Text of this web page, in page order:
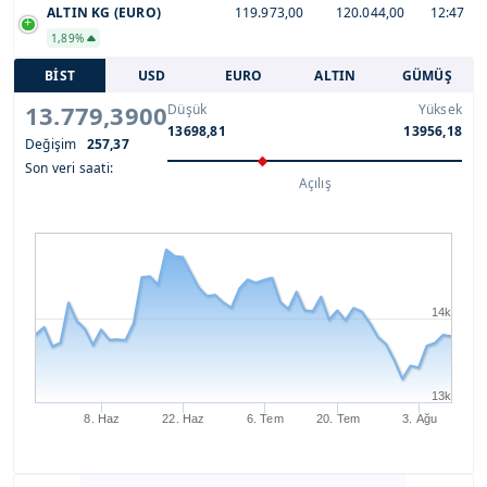
ALTIN KG (EURO)
1,89%
119.973,00 120.044,00 12:47
BİST USD EURO ALTIN GÜMÜŞ
13.779,3900
Değişim 257,37
Son veri saati:
Düşük
13698,81
Yüksek
13956,18
Açılış
8. Haz 22. Haz 6. Tem 20. Tem 3. Ağu
13k
14k